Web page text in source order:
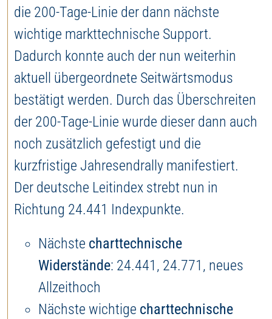
die 200-Tage-Linie der dann nächste
wichtige markttechnische Support.
Dadurch konnte auch der nun weiterhin
aktuell übergeordnete Seitwärtsmodus
bestätigt werden. Durch das Überschreiten
der 200-Tage-Linie wurde dieser dann auch
noch zusätzlich gefestigt und die
kurzfristige Jahresendrally manifestiert.
Der deutsche Leitindex strebt nun in
Richtung 24.441 Indexpunkte.
Nächste charttechnische
Widerstände: 24.441, 24.771, neues
Allzeithoch
Nächste wichtige charttechnische